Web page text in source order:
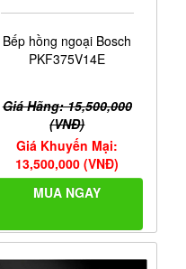
Bếp hồng ngoại Bosch
PKF375V14E
Giá Hãng: 15,500,000
(VNĐ)
Giá Khuyến Mại:
13,500,000 (VNĐ)
MUA NGAY